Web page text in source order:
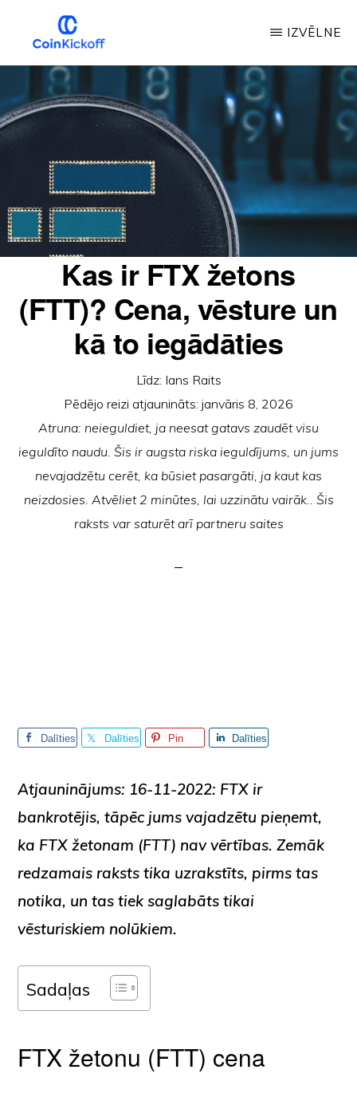
galveno
saturu
MONĒTU
IZLAIŠANAS
SĀKUMS
IZVĒLNE
Kas ir FTX žetons
(FTT)? Cena, vēsture un
kā to iegādāties
Līdz: Ians Raits
Pēdējo reizi atjaunināts: janvāris 8, 2026
Atruna: neieguldiet, ja neesat gatavs zaudēt visu
ieguldīto naudu. Šis ir augsta riska ieguldījums, un jums
nevajadzētu cerēt, ka būsiet pasargāti, ja kaut kas
neizdosies. Atvēliet 2 minūtes, lai uzzinātu vairāk.. Šis
raksts var saturēt arī partneru saites
Dalīties Dalīties Pin Dalīties
Atjauninājums: 16-11-2022: FTX ir
bankrotējis, tāpēc jums vajadzētu pieņemt,
ka FTX žetonam (FTT) nav vērtības. Zemāk
redzamais raksts tika uzrakstīts, pirms tas
notika, un tas tiek saglabāts tikai
vēsturiskiem nolūkiem.
Sadaļas
FTX žetonu (FTT) cena